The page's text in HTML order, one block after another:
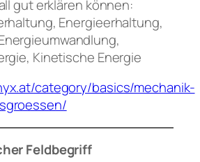
gut erklären können:
Energieerhaltung,
Kinetische Energie
category/basics/mechanik-
Feldbegriff